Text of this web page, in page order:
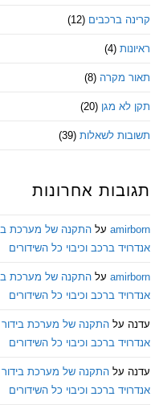
קרינה ברכבים (12)
ראיונות (4)
תאור מקרה (8)
תקן לא מגן (20)
תשובות לשאלות (39)
תגובות אחרונות
amirborn על התקנה של מערכת
אנדרויד ברכב וכיבוי כל השידורים
amirborn על התקנה של מערכת
אנדרויד ברכב וכיבוי כל השידורים
עדנה על התקנה של מערכת בידור
אנדרויד ברכב וכיבוי כל השידורים
עדנה על התקנה של מערכת בידור
אנדרויד ברכב וכיבוי כל השידורים